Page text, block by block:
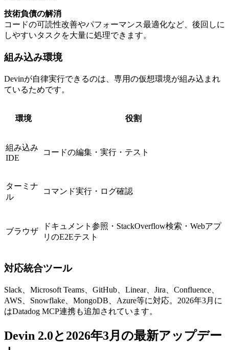
技術負債の解消
コードの可読性改善やパフォーマンス最適化など、後回しに
しやすいタスクを大量に処理できます。
組み込み環境
Devinが自律実行できるのは、専用の仮想環境が組み込まれ
ているためです。
環境 役割
組み込み
IDE
コードの編集・実行・テスト
ターミナ
ル
コマンド実行・ログ確認
ブラウザ
ドキュメント参照・StackOverflow検索・Webアプ
リのE2Eテスト
対応統合ツール
Slack、Microsoft Teams、GitHub、Linear、Jira、Confluence、
AWS、Snowflake、MongoDB、Azure等に対応。2026年3月に
はDatadog MCP連携も追加されています。
Devin 2.0と2026年3月の最新アップデー